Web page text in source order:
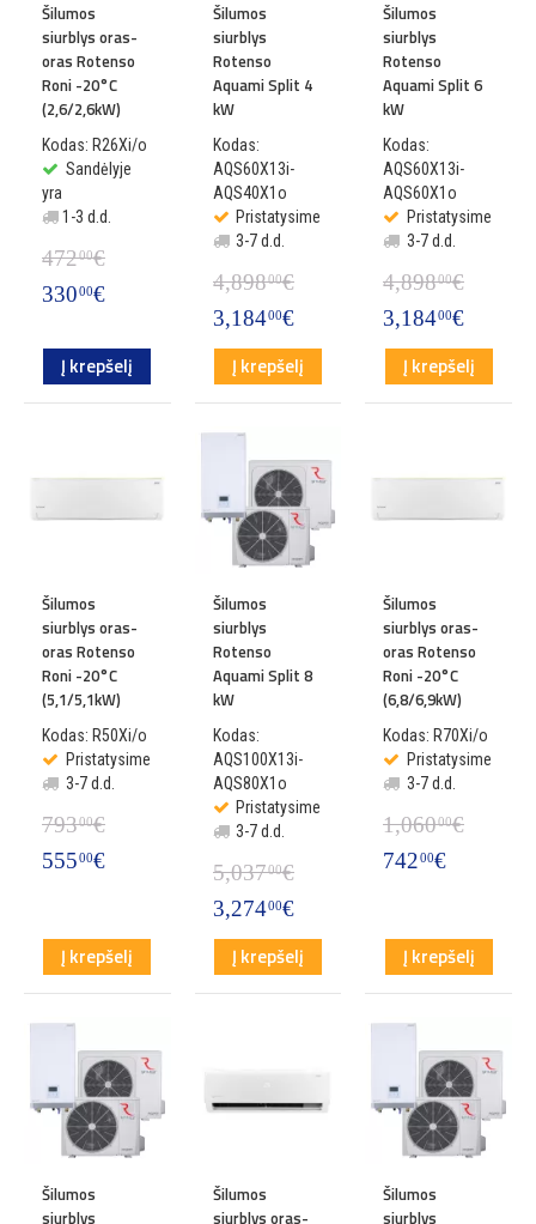
Šilumos
siurblys oras-
oras Rotenso
Roni -20°C
(2,6/2,6kW)
Kodas: R26Xi/o
Sandėlyje
yra
1-3 d.d.
47200€
33000€
Į krepšelį
Šilumos
siurblys
Rotenso
Aquami Split 4
kW
Kodas:
AQS60X13i-
AQS40X1o
Pristatysime
3-7 d.d.
4,89800€
3,18400€
Į krepšelį
Šilumos
siurblys
Rotenso
Aquami Split 6
kW
Kodas:
AQS60X13i-
AQS60X1o
Pristatysime
3-7 d.d.
4,89800€
3,18400€
Į krepšelį
Šilumos
siurblys oras-
oras Rotenso
Roni -20°C
(5,1/5,1kW)
Kodas: R50Xi/o
Pristatysime
3-7 d.d.
79300€
55500€
Į krepšelį
Šilumos
siurblys
Rotenso
Aquami Split 8
kW
Kodas:
AQS100X13i-
AQS80X1o
Pristatysime
3-7 d.d.
5,03700€
3,27400€
Į krepšelį
Šilumos
siurblys oras-
oras Rotenso
Roni -20°C
(6,8/6,9kW)
Kodas: R70Xi/o
Pristatysime
3-7 d.d.
1,06000€
74200€
Į krepšelį
Šilumos
siurblys
Šilumos
siurblys oras-
Šilumos
siurblys